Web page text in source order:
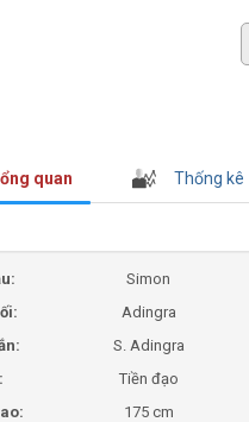
quan Thống kê
Simon
Adingra
S. Adingra
Tiền đạo
175 cm